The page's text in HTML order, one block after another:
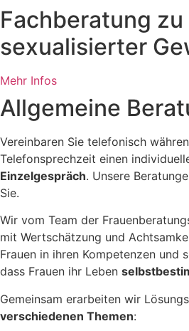
Fachberatung zu
sexualisierter
Mehr Infos
Allgemeine
Vereinbaren Sie telefonisch
Telefonsprechzeit einen
Einzelgespräch. Unsere
Sie.
Wir vom Team der
mit Wertschätzung und
Frauen in ihren Kompetenzen und
dass Frauen ihr Leben
Gemeinsam erarbeiten wir
verschiedenen Themen: